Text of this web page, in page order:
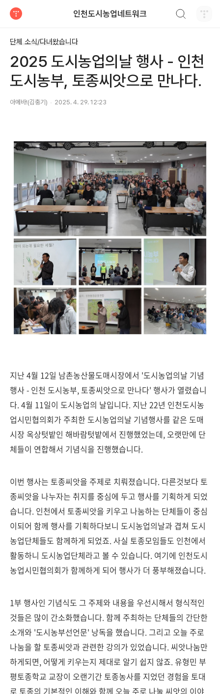
인천도시농업네트워크
단체 소식/다녀왔습니다
2025 도시농업의날 행사 - 인천
도시농부, 토종씨앗으로 만나다.
아메바!(김충기) 2025. 4. 29. 12:23
지난 4월 12일 남촌농산물도매시장에서 '도시농업의날 기념
행사 - 인천 도시농부, 토종씨앗으로 만나다' 행사가 열렸습니
다. 4월 11일이 도시농업의 날입니다. 지난 22년 인천도시농
업시민협의회가 주최한 도시농업의날 기념행사를 같은 도매
시장 옥상텃밭인 해바람텃밭에서 진행했었는데, 오랫만에 단
체들이 연합해서 기념식을 진행했습니다.
이번 행사는 토종씨앗을 주제로 치뤄졌습니다. 다른것보다 토
종씨앗을 나누자는 취지를 중심에 두고 행사를 기획하게 되었
습니다. 인천에서 토종씨앗을 키우고 나눔하는 단체들이 중심
이되어 함께 행사를 기획하다보니 도시농업의날과 겹쳐 도시
농업단체들도 함께하게 되었죠. 사실 토종모임들도 인천에서
활동하니 도시농업단체라고 볼 수 있습니다. 여기에 인천도시
농업시민협의회가 함께하게 되어 행사가 더 풍부해졌습니다.
1부 행사인 기념식도 그 주제와 내용을 우선시해서 형식적인
것들은 많이 간소화했습니다. 함께 주최하는 단체들의 간단한
소개와 '도시농부선언문' 낭독을 했습니다. 그리고 오늘 주로
나눔을 할 토종씨앗과 관련한 강의가 있었습니다. 씨앗나눔만
하게되면, 어떻게 키우는지 제대로 알기 쉽지 않죠. 유형민 부
평토종학교 교장이 오랜기간 토종농사를 지었던 경험을 토대
로 토종의 기본적인 이해와 함께 오늘 주로 나눌 씨앗의 이야